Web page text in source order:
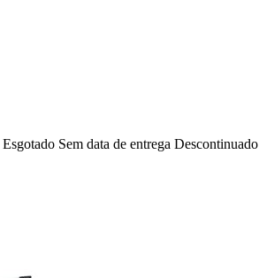
Esgotado Sem data de entrega Descontinuado